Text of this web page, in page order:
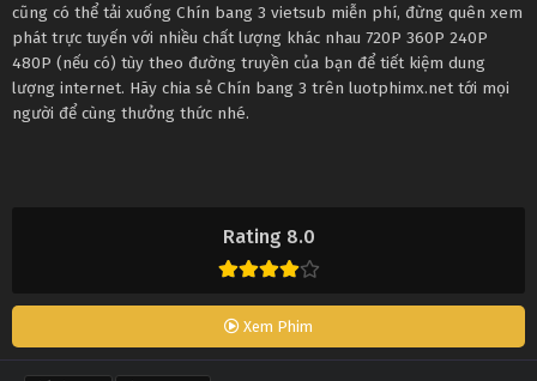
Rating 8.0
Xem Phim
cũng có thể tải xuống Chín bang 3 vietsub miễn phí, đừng quên xem
phát trực tuyến với nhiều chất lượng khác nhau 720P 360P 240P
480P (nếu có) tùy theo đường truyền của bạn để tiết kiệm dung
lượng internet. Hãy chia sẻ Chín bang 3 trên luotphimx.net tới mọi
người để cùng thưởng thức nhé.